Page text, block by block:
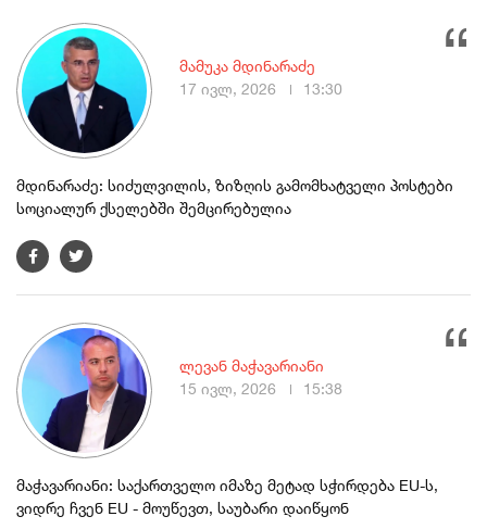
მდინარაძე: სიძულვილის, ზიზღის გამომხატველი პოსტები
სოციალურ ქსელებში შემცირებულია
მამუკა მდინარაძე
17 ივლ, 2026
13:30
მაჭავარიანი: საქართველო იმაზე მეტად სჭირდება EU-ს,
ვიდრე ჩვენ EU - მოუწევთ, საუბარი დაიწყონ
ლევან მაჭავარიანი
15 ივლ, 2026
15:38